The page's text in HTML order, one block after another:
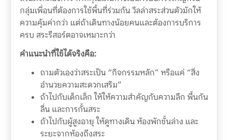
กลุ่มเพื่อนที่ต้องการใช้พื้นที่ร่วมกัน วิลล่าสระส่วนตัวมักให้
ความคุ้มค่ากว่า แต่ถ้าเดินทางน้อยคนและต้องการบริการ
ครบ สระรีสอร์ตอาจเหมาะกว่า
คำแนะนำที่ใช้ได้จริงคือ:
ถามตัวเองว่าสระเป็น “กิจกรรมหลัก” หรือแค่ “สิ่ง
อำนวยความสะดวกเสริม”
ถ้าไปกับเด็กเล็ก ให้ให้ความสำคัญกับความลึก พื้นกัน
ลื่น และการกั้นสระ
ถ้าไปกับผู้สูงอายุ ให้ดูทางเดิน ห้องพักชั้นล่าง และ
ระยะจากห้องถึงสระ